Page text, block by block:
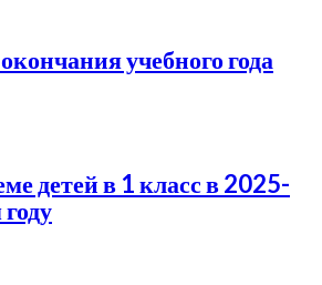
учебного года
детей в 1 класс в 2025-